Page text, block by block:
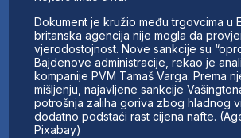
Dokument je kružio među trgovcima u
britanska agencija nije mogla da
vjerodostojnost. Nove sankcije su
Bajdenove administracije, rekao je
kompanije PVM Tamaš Varga. Prema
mišljenju, najavljene sankcije
potrošnja zaliha goriva zbog hladnog
dodatno podstaći rast cijena nafte.
Pixabay)